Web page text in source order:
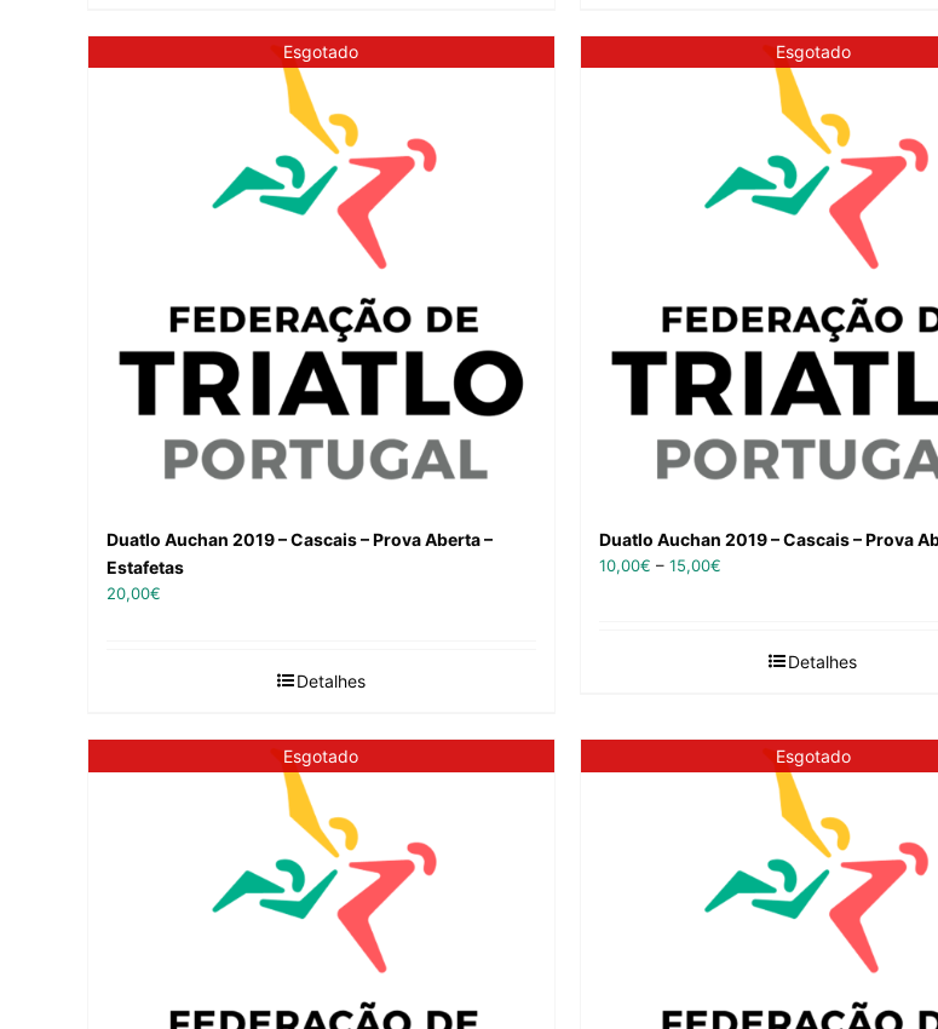
Esgotado
Duatlo Auchan 2019 – Cascais – Prova Aberta –
Estafetas
20,00€
Detalhes
Esgotado
Duatlo Auchan 2019 – Cascais – Prova
10,00€ – 15,00€
Detalhes
Esgotado Esgotado